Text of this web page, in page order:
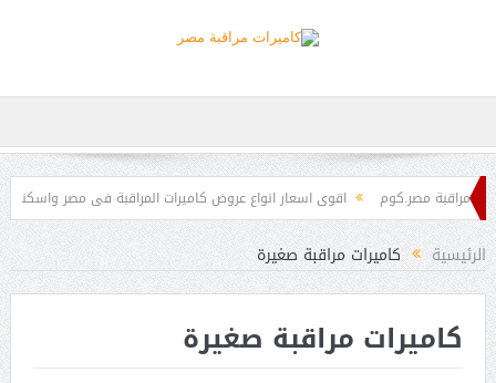
مراقبة مصر.كوم
اقوى اسعار انواع عروض كاميرات المراقبة فى مصر واسكندرية
نظام الدوائر التليفزيونية المغلقة CCTV SYSTEMالرئيسية كاميرات مراقبة صغيرة
كاميرات مراقبة صغيرة